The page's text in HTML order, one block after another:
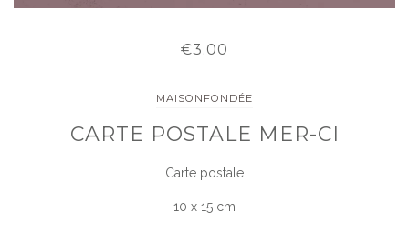
€3.00
MAISONFONDÉE
CARTE POSTALE MER-CI
Carte postale
10 x 15 cm